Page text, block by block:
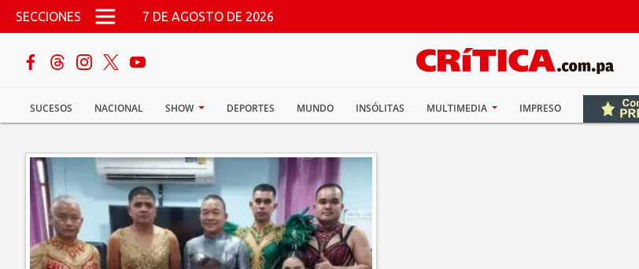
Pasar al contenido principal
SECCIONES 7 DE AGOSTO DE 2026
SUCESOS NACIONAL SHOW DEPORTES MUNDO INSÓLITAS MULTIMEDIA IMPRESO
buscar
Sucesos
Nacional
Política
Show